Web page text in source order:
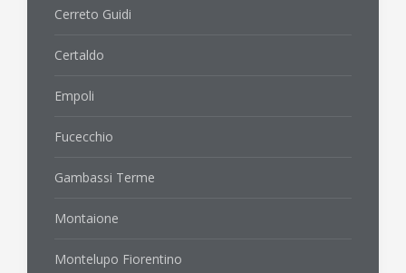
Cerreto Guidi
Certaldo
Empoli
Fucecchio
Gambassi Terme
Montaione
Montelupo Fiorentino